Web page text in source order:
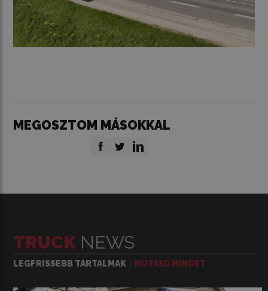
MEGOSZTOM MÁSOKKAL
TRUCK NEWS
LEGFRISSEBB TARTALMAK MUTASD MINDET